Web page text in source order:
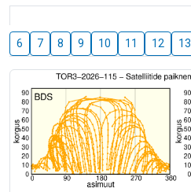
6 7 8 9 10 11 12 13